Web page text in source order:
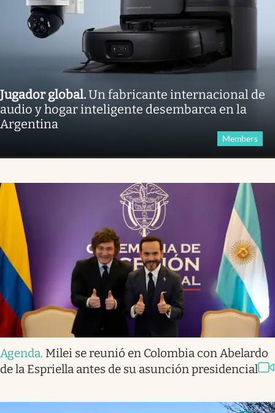
Jugador global.Un fabricante internacional de
audio y hogar inteligente desembarca en la
Argentina
Members
Agenda. Milei se reunió en Colombia con Abelardo
de la Espriella antes de su asunción presidencial